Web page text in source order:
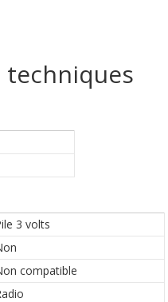
techniques
3 volts
compatible